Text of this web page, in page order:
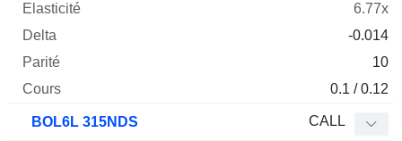
6.77x
-0.014
10
0.1 / 0.12
BOL6L 315NDS CALL